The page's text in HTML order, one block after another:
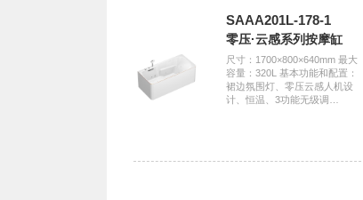
SAAA201L-178-1
零压·云感系列按摩缸
尺寸：1700×800×640mm 最大
容量：320L 基本功能和配置：
裙边氛围灯、零压云感人机设
计、恒温、3功能无级调…